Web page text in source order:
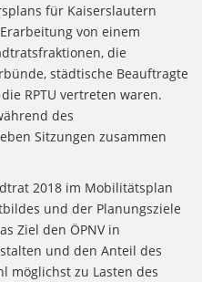
für Kaiserslautern
von einem
die
städtische Beauftragte
RPTU vertreten waren.
des
Sitzungen zusammen
2018 im Mobilitätsplan
und der Planungsziele
Ziel den ÖPNV in
und den Anteil des
möglichst zu Lasten des